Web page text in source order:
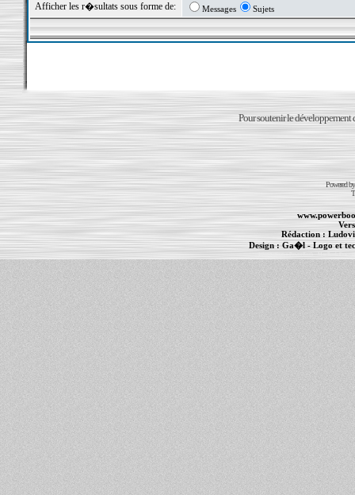
Afficher les r�sultats sous forme de: Messages Sujets
Pour soutenir le développement
Powered
Rédaction :
Design : Ga�l- Logo et